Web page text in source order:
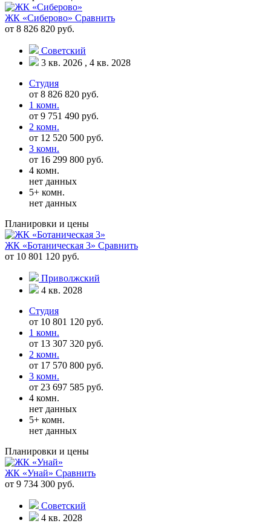
ЖК «Сиберово» Сравнить
от 8 826 820 руб.
Советский
3 кв. 2026 , 4 кв. 2028
Студия
от 8 826 820 руб.
1 комн.
от 9 751 490 руб.
2 комн.
от 12 520 500 руб.
3 комн.
от 16 299 800 руб.
4 комн.
нет данных
5+ комн.
нет данных
Планировки и цены
ЖК «Ботаническая 3» Сравнить
от 10 801 120 руб.
Приволжский
4 кв. 2028
Студия
от 10 801 120 руб.
1 комн.
от 13 307 320 руб.
2 комн.
от 17 570 800 руб.
3 комн.
от 23 697 585 руб.
4 комн.
нет данных
5+ комн.
нет данных
Планировки и цены
ЖК «Унай» Сравнить
от 9 734 300 руб.
Советский
4 кв. 2028